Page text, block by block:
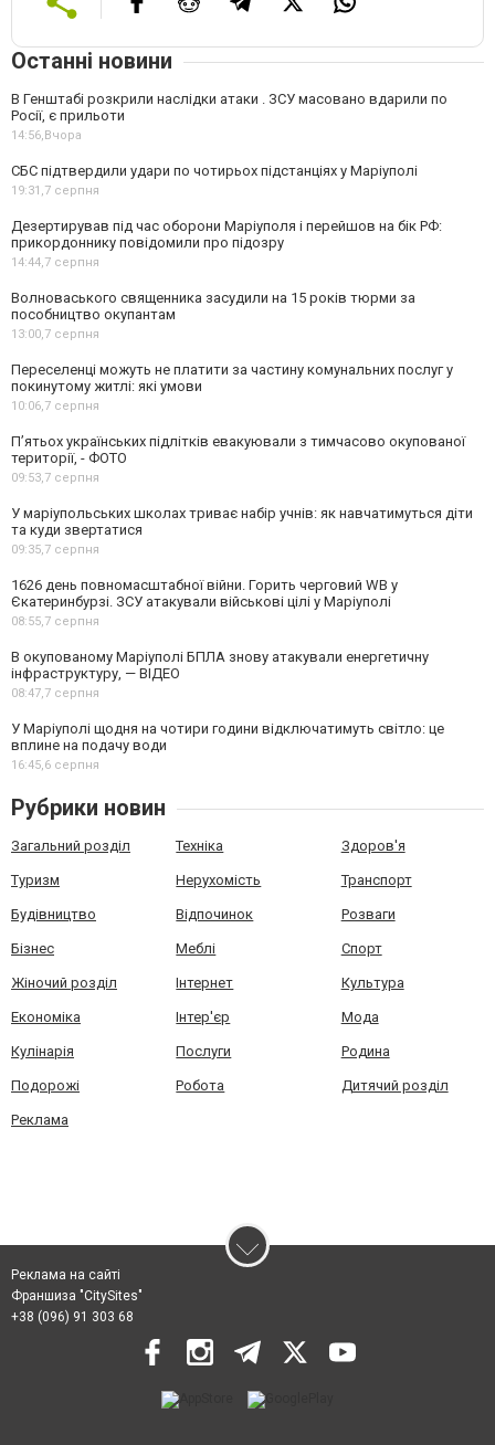
Останні новини
В Генштабі розкрили наслідки атаки . ЗСУ масовано вдарили по
Росії, є прильоти
14:56,Вчора
СБС підтвердили удари по чотирьох підстанціях у Маріуполі
19:31,7 серпня
Дезертирував під час оборони Маріуполя і перейшов на бік РФ:
прикордоннику повідомили про підозру
14:44,7 серпня
Волноваського священника засудили на 15 років тюрми за
пособництво окупантам
13:00,7 серпня
Переселенці можуть не платити за частину комунальних послуг у
покинутому житлі: які умови
10:06,7 серпня
П’ятьох українських підлітків евакуювали з тимчасово окупованої
території, - ФОТО
09:53,7 серпня
У маріупольських школах триває набір учнів: як навчатимуться діти
та куди звертатися
09:35,7 серпня
1626 день повномасштабної війни. Горить черговий WB у
Єкатеринбурзі. ЗСУ атакували військові цілі у Маріуполі
08:55,7 серпня
В окупованому Маріуполі БПЛА знову атакували енергетичну
інфраструктуру, — ВІДЕО
08:47,7 серпня
У Маріуполі щодня на чотири години відключатимуть світло: це
вплине на подачу води
16:45,6 серпня
Рубрики новин
Загальний розділ Техніка Здоров'я
Туризм Нерухомість Транспорт
Будівництво Відпочинок Розваги
Бізнес Меблі Спорт
Жіночий розділ Інтернет Культура
Економіка Інтер'єр Мода
Кулінарія Послуги Родина
Подорожі Робота Дитячий розділ
Реклама
Реклама на сайті
Франшиза "CitySites"
+38 (096) 91 303 68